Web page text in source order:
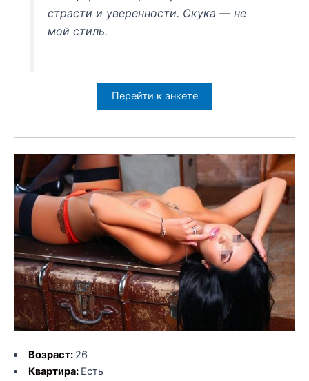
страсти и уверенности. Скука — не
мой стиль.
Перейти к анкете
Возраст: 26
Квартира: Есть